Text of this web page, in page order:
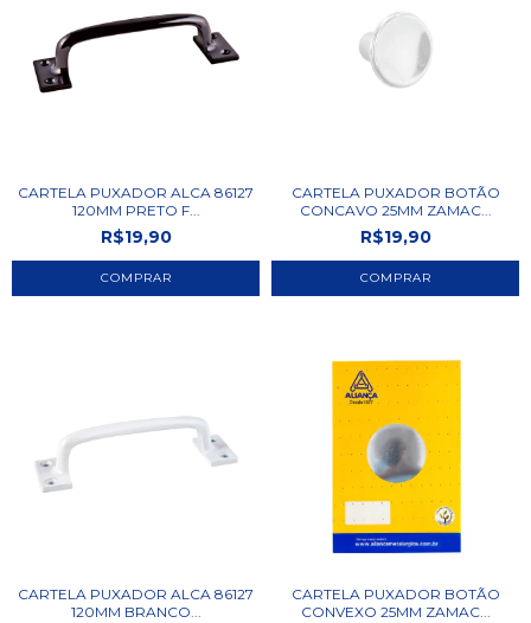
CARTELA PUXADOR ALCA 86127
120MM PRETO F...
R$19,90
CARTELA PUXADOR BOTÃO
CONCAVO 25MM ZAMAC...
R$19,90
CARTELA PUXADOR ALCA 86127
120MM BRANCO...
CARTELA PUXADOR BOTÃO
CONVEXO 25MM ZAMAC...